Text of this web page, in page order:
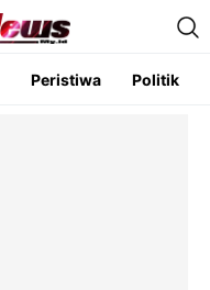
Peristiwa Politik